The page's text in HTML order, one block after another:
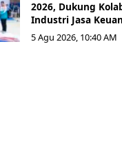
2026, Dukung
Industri Jasa
5 Agu 2026, 10:40 AM